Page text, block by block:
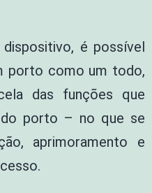
é possível
porto como um todo,
das funções que
do porto – no que se
aprimoramento e